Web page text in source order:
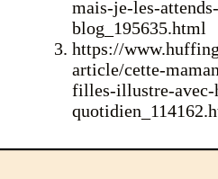
mais-je-les-attends-
blog_195635.html
https://
article/cette-
filles-illustre-avec-